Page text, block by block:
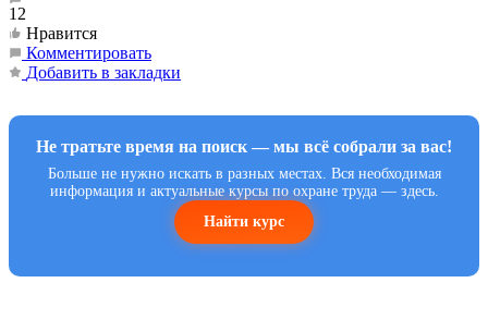
12
Нравится
Комментировать
Добавить в закладки
Не тратьте время на поиск — мы всё собрали за вас!
Больше не нужно искать в разных местах. Вся необходимая
информация и актуальные курсы по охране труда — здесь.
Найти курс